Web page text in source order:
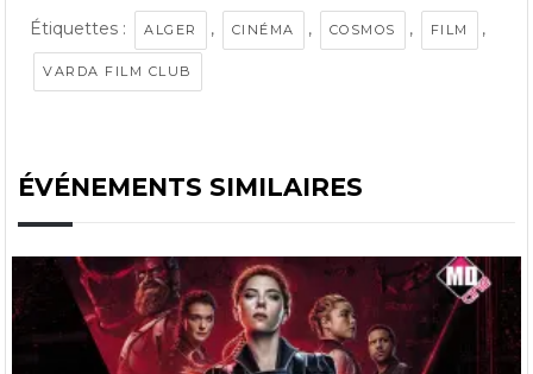
Étiquettes : ALGER , CINÉMA , COSMOS , FILM ,
VARDA FILM CLUB
ÉVÉNEMENTS SIMILAIRES